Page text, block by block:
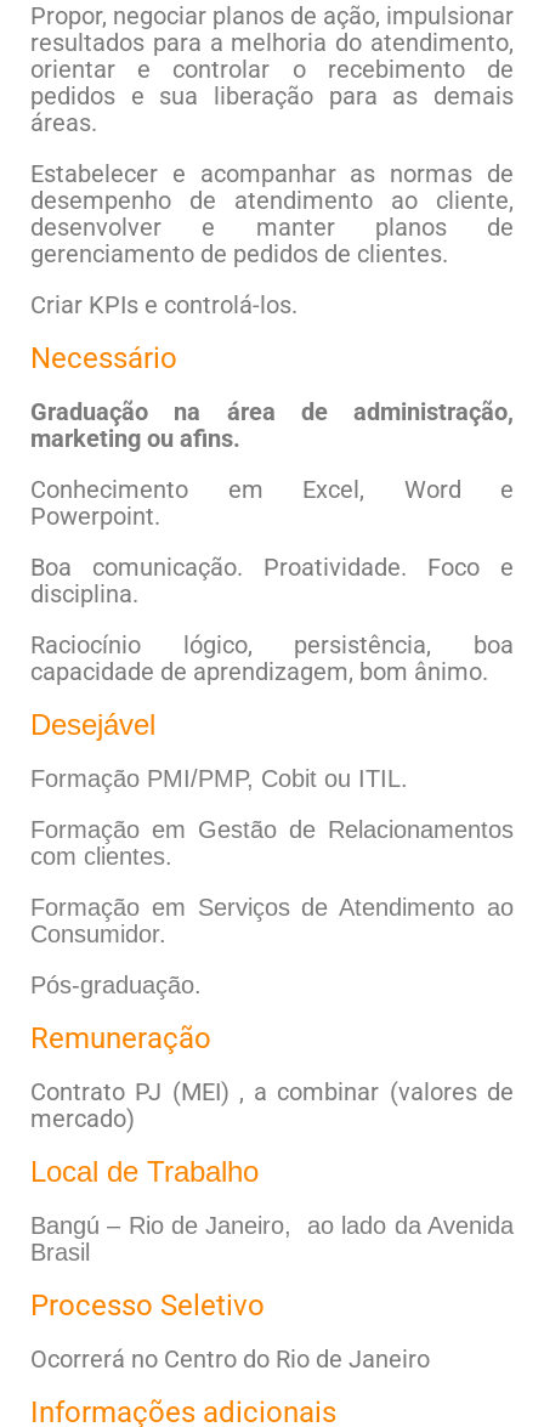
Propor, negociar planos de ação, impulsionar
resultados para a melhoria do atendimento,
orientar e controlar o recebimento de
pedidos e sua liberação para as demais
áreas.
Estabelecer e acompanhar as normas de
desempenho de atendimento ao cliente,
desenvolver e manter planos de
gerenciamento de pedidos de clientes.
Criar KPIs e controlá-los.
Necessário
Graduação na área de administração,
marketing ou afins.
Conhecimento em Excel, Word e
Powerpoint.
Boa comunicação. Proatividade. Foco e
disciplina.
Raciocínio lógico, persistência, boa
capacidade de aprendizagem, bom ânimo.
Desejável
Formação PMI/PMP, Cobit ou ITIL.
Formação em Gestão de Relacionamentos
com clientes.
Formação em Serviços de Atendimento ao
Consumidor.
Pós-graduação.
Remuneração
Contrato PJ (MEI) , a combinar (valores de
mercado)
Local de Trabalho
Bangú – Rio de Janeiro, ao lado da Avenida
Brasil
Processo Seletivo
Ocorrerá no Centro do Rio de Janeiro
Informações adicionais